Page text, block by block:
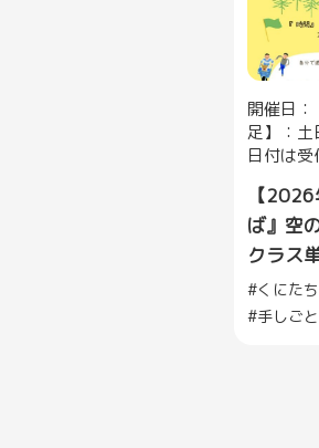
開催日
足】：土
日付は
【
ば』空
クラス
くにた
手しごと